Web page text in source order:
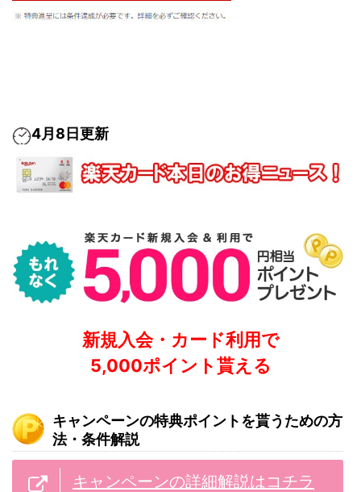
4月8日更新
新規入会・カード利用で
5,000ポイント貰える
キャンペーンの特典ポイントを貰うための方
法・条件解説
キャンペーンの詳細解説はコチラ